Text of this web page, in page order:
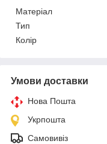
Матеріал
Тип
Колір
Умови доставки
Нова Пошта
Укрпошта
Самовивіз